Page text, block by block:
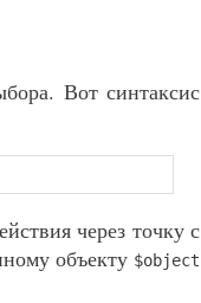
Вот синтаксис
через точку с
объекту $object